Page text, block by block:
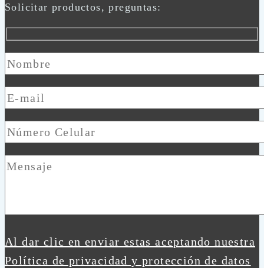
Solicitar productos, preguntas:
Al dar clic en enviar estas aceptando nuestra
Política de privacidad y protección de datos